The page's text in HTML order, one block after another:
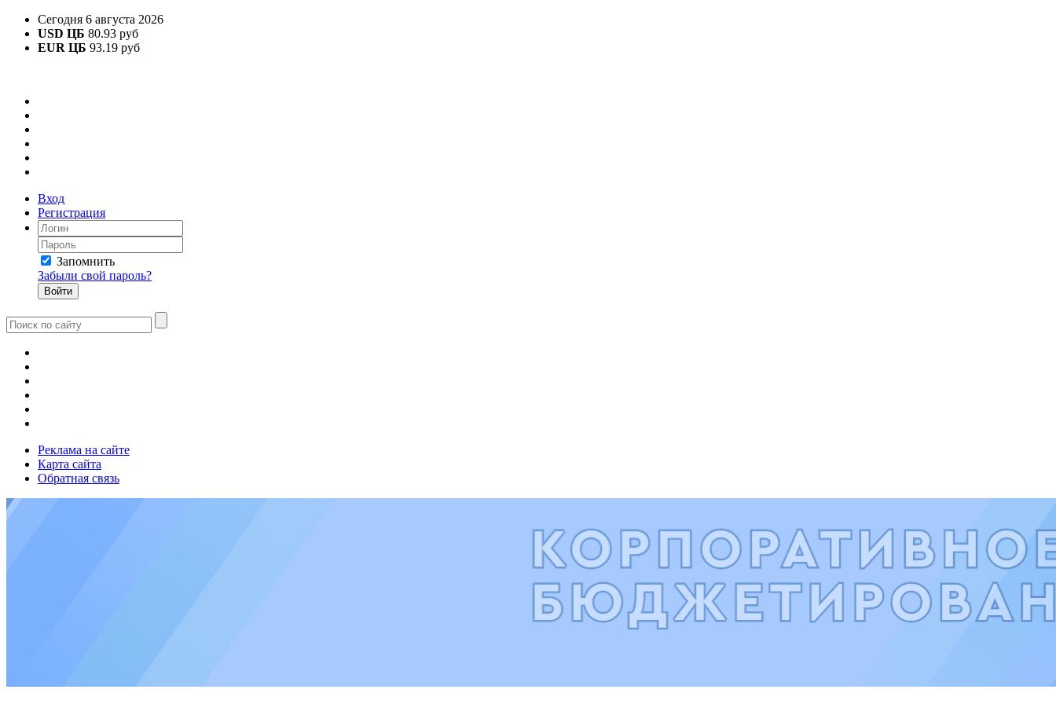
Сегодня 6 августа 2026
USD ЦБ 80.93 руб
EUR ЦБ 93.19 руб
Вход
Регистрация
Запомнить
Забыли свой пароль?
Реклама на сайте
Карта сайта
Обратная связь